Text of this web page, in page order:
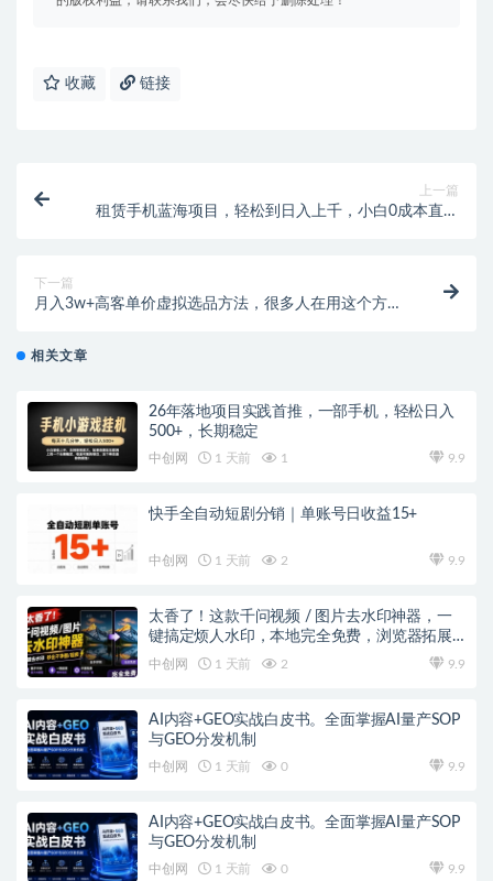
收藏 链接
上一篇
租赁手机蓝海项目，轻松到日入上千，小白0成本直接
下一篇
月入3w+高客单价虚拟选品方法，很多人在用这个方法
相关文章
26年落地项目实践首推，一部手机，轻松日入
500+，长期稳定
中创网 1 天前 1 9.9
快手全自动短剧分销｜单账号日收益15+
中创网 1 天前 2 9.9
太香了！这款千问视频 / 图片去水印神器，一
键搞定烦人水印，本地完全免费，浏览器拓展
插件
中创网 1 天前 2 9.9
AI内容+GEO实战白皮书。全面掌握AI量产SOP
与GEO分发机制
中创网 1 天前 0 9.9
AI内容+GEO实战白皮书。全面掌握AI量产SOP
与GEO分发机制
中创网 1 天前 0 9.9